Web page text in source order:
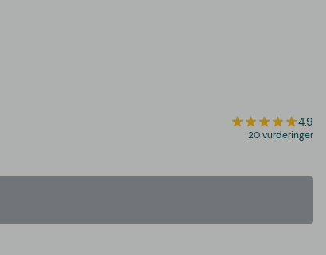
4,9
20 vurderinger